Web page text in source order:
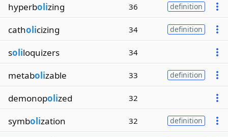
hyperbolizing 36 definition
catholicizing 34 definition
soliloquizers 34
metabolizable 33 definition
demonopolized 32
symbolization 32 definition